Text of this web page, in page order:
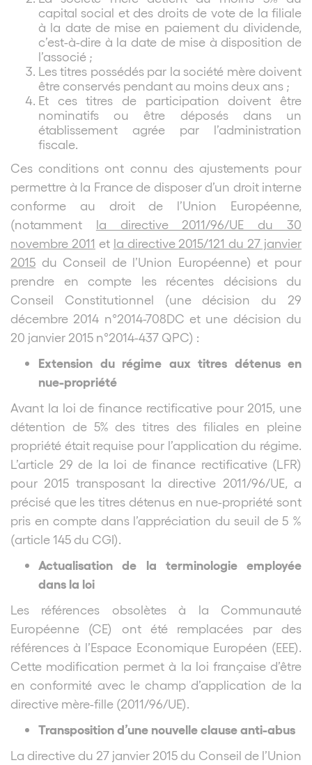
capital social et des droits de vote de la filiale
à la date de mise en paiement du dividende,
c’est-à-dire à la date de mise à disposition de
l’associé ;
Les titres possédés par la société mère doivent
être conservés pendant au moins deux ans ;
Et ces titres de participation doivent être
nominatifs ou être déposés dans un
établissement agrée par l’administration
fiscale.
Ces conditions ont connu des ajustements pour
permettre à la France de disposer d’un droit interne
conforme au droit de l’Union Européenne,
(notamment la directive 2011/96/UE du 30
novembre 2011 et la directive 2015/121 du 27 janvier
2015 du Conseil de l’Union Européenne) et pour
prendre en compte les récentes décisions du
Conseil Constitutionnel (une décision du 29
décembre 2014 n°2014-708DC et une décision du
20 janvier 2015 n°2014-437 QPC) :
Extension du régime aux titres détenus en
nue-propriété
Avant la loi de finance rectificative pour 2015, une
détention de 5% des titres des filiales en pleine
propriété était requise pour l’application du régime.
L’article 29 de la loi de finance rectificative (LFR)
pour 2015 transposant la directive 2011/96/UE, a
précisé que les titres détenus en nue-propriété sont
pris en compte dans l’appréciation du seuil de 5 %
(article 145 du CGI).
Actualisation de la terminologie employée
dans la loi
Les références obsolètes à la Communauté
Européenne (CE) ont été remplacées par des
références à l’Espace Economique Européen (EEE).
Cette modification permet à la loi française d’être
en conformité avec le champ d’application de la
directive mère-fille (2011/96/UE).
Transposition d’une nouvelle clause anti-abus
La directive du 27 janvier 2015 du Conseil de l’Union